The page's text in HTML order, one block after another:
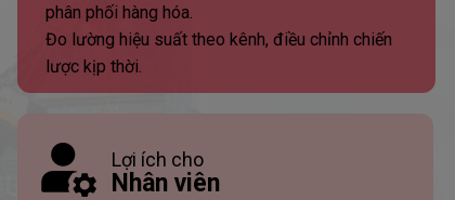
phân phối hàng hóa.
Đo lường hiệu suất theo kênh, điều chỉnh chiến
lược kịp thời.
Lợi ích cho
Nhân viên